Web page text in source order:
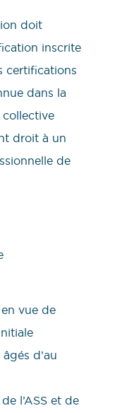
doit
inscrite
certifications
dans la
collective
droit à un
de
vue de
d’au
l’ASS et de